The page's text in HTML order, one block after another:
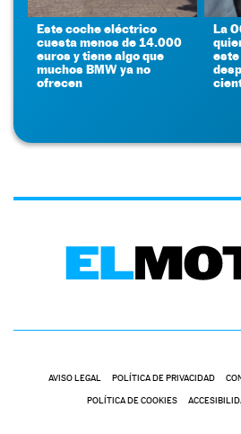
Este coche eléctrico
cuesta menos de 14.000
euros y tiene algo que
muchos BMW ya no
ofrecen
La
este
AVISO LEGAL POLÍTICA DE PRIVACIDAD
POLÍTICA DE COOKIES